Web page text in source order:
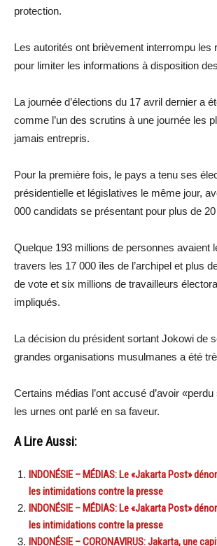
protection.
Les autorités ont brièvement interrompu les
pour limiter les informations à disposition
La journée d’élections du 17 avril dernier a
comme l’un des scrutins à une journée les
jamais entrepris.
Pour la première fois, le pays a tenu ses
présidentielle et législatives le même jour,
000 candidats se présentant pour plus de
Quelque 193 millions de personnes avaient
travers les 17 000 îles de l’archipel et plus
de vote et six millions de travailleurs
impliqués.
La décision du président sortant Jokowi de
grandes organisations musulmanes a été
Certains médias l’ont accusé d’avoir
les urnes ont parlé en sa faveur.
A Lire Aussi:
INDONÉSIE – MÉDIAS: Le «Jakarta Post»
les intimidations contre la presse
INDONÉSIE – MÉDIAS: Le «Jakarta Post»
les intimidations contre la presse
INDONÉSIE – CORONAVIRUS: Jakarta, une